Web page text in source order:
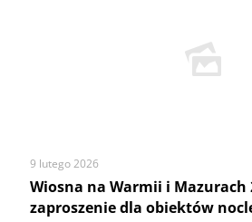
9 lutego 2026
Wiosna na Warmii i Mazurach
zaproszenie dla obiektów